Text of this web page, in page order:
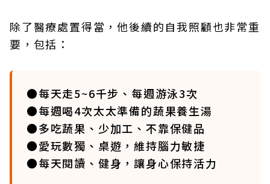
除了醫療處置得當，他後續的自我照顧也非常重
要，包括：
●每天走5~6千步、每週游泳3次
●每週喝4次太太準備的蔬果養生湯
●多吃蔬果、少加工、不靠保健品
●愛玩數獨、桌遊，維持腦力敏捷
●每天閱讀、健身，讓身心保持活力